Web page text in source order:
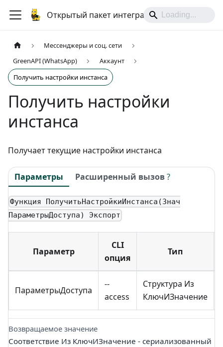
Открытый пакет интеграций
Мессенджеры и соц. сети
GreenAPI (WhatsApp)
Аккаунт
Получить настройки инстанса
Получить настройки
инстанса
Получает текущие настройки инстанса
Параметры Расширенный вызов?
Функция ПолучитьНастройкиИнстанса(Знач
ПараметрыДоступа) Экспорт
Параметр
CLI
опция
Тип
ПараметрыДоступа
--
access
Структура Из
КлючИЗначение
Возвращаемое значение
Соответствие Из КлючИЗначение - сериализованный